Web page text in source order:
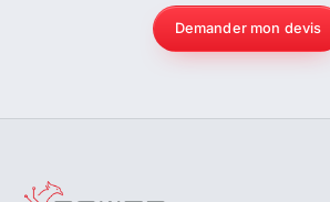
Demander mon devis